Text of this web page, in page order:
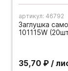
артикул: 46792
Заглушка
101115W
35,70 ₽ /